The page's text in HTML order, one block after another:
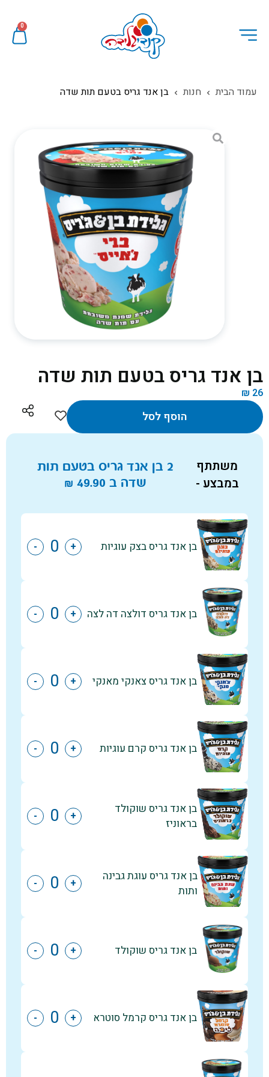
0
עמוד הבית חנות בן אנד גריס בטעם תות שדה
בן אנד גריס בטעם תות שדה
₪ 26
הוסף לסל
משתתף
במבצע -
2 בן אנד גריס בטעם תות
שדה ב
₪ 49.90
בן אנד גריס בצק עוגיות +
-
בן אנד גריס דולצה דה לצה +
-
בן אנד גריס צאנקי מאנקי +
-
בן אנד גריס קרם עוגיות +
-
בן אנד גריס שוקולד
בראוניז
+
-
בן אנד גריס עוגת גבינה
ותות
+
-
בן אנד גריס שוקולד +
-
בן אנד גריס קרמל סוטרא +
-